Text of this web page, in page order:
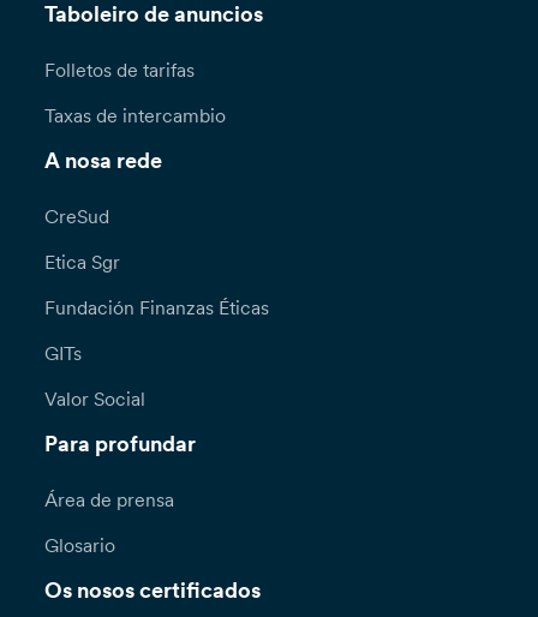
Taboleiro de anuncios
Folletos de tarifas
Taxas de intercambio
A nosa rede
CreSud
Etica Sgr
Fundación Finanzas Éticas
GITs
Valor Social
Para profundar
Área de prensa
Glosario
Os nosos certificados